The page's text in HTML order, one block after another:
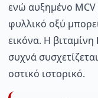
ενώ αυξημένο
φυλλικό οξύ
εικόνα. Η βιταμίνη
συχνά
οστικό ιστορικό.